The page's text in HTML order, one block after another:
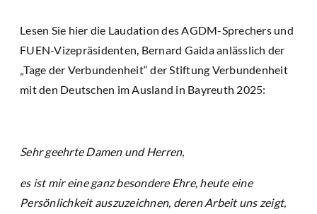
Lesen Sie hier die Laudation des AGDM-Sprechers und
FUEN-Vizepräsidenten, Bernard Gaida anlässlich der
„Tage der Verbundenheit“ der Stiftung Verbundenheit
mit den Deutschen im Ausland in Bayreuth 2025:
Sehr geehrte Damen und Herren,
es ist mir eine ganz besondere Ehre, heute eine
Persönlichkeit auszuzeichnen, deren Arbeit uns zeigt,